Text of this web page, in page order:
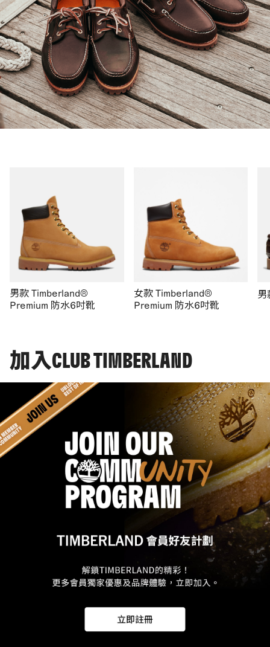
男款 Timberland®
Premium 防水6吋靴
女款 Timberland®
Premium 防水6吋靴
男
加入CLUB TIMBERLAND